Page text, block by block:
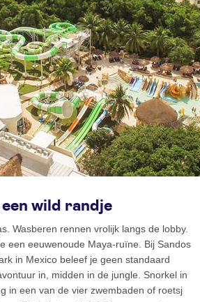
wild randje
Wasberen rennen vrolijk langs de lobby.
een eeuwenoude Maya-ruïne. Bij Sandos
in Mexico beleef je geen standaard
in, midden in de jungle. Snorkel in
in een van de vier zwembaden of roetsj